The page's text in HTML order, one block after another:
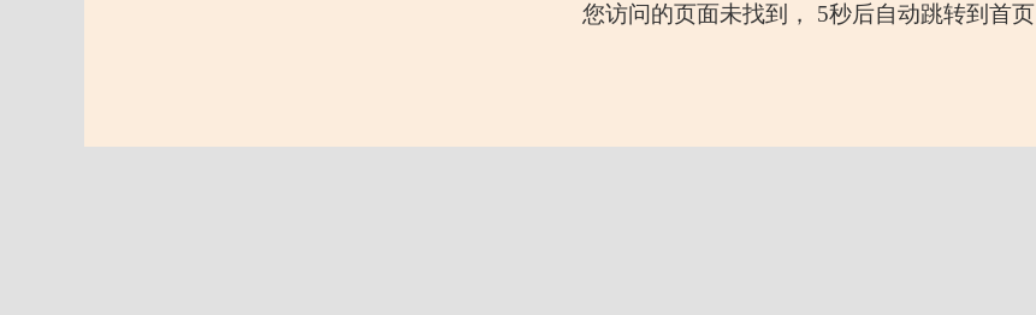
您访问的页面未找到， 5秒后自动跳转到首页